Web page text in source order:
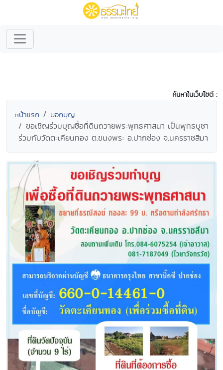
ค้นหาในเว็บไซต์ :
หน้าแรก บอกบุญ
ขอเชิญร่วมบุญซื้อที่ดินถวายพระพุทธศาสนา เป็นพุทธบูชา
ร่วมกับวัดตะเคียนทอง ต.ขนงพระ อ.ปากช่อง จ.นครราชสีมา